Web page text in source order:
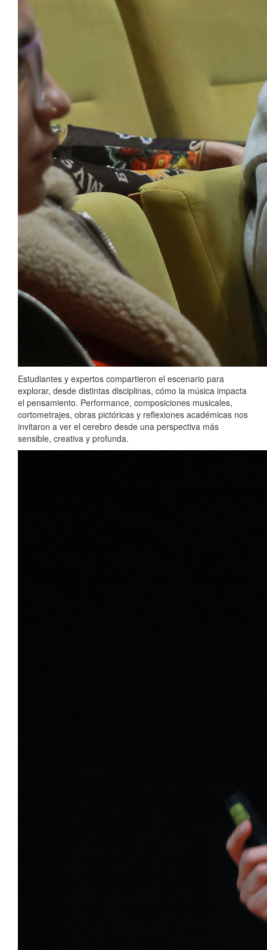
Estudiantes y expertos compartieron el escenario para
explorar, desde distintas disciplinas, cómo la música impacta
el pensamiento. Performance, composiciones musicales,
cortometrajes, obras pictóricas y reflexiones académicas nos
invitaron a ver el cerebro desde una perspectiva más
sensible, creativa y profunda.